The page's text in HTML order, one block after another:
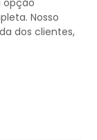
opção
Nosso
dos clientes,